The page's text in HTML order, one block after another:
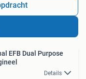
EFB Dual Purpose
Details